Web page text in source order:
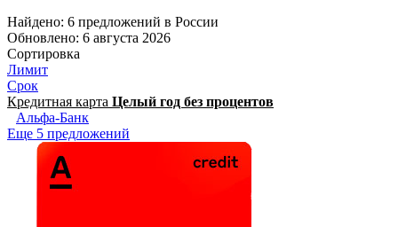
Найдено: 6 предложений в России
Обновлено: 6 августа 2026
Сортировка
Лимит
Срок
Кредитная карта Целый год без процентов
Альфа-Банк
Еще 5 предложений